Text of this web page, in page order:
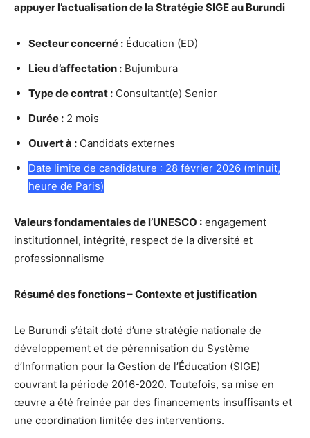
appuyer l’actualisation de la Stratégie SIGE au Burundi
Secteur concerné : Éducation (ED)
Lieu d’affectation : Bujumbura
Type de contrat : Consultant(e) Senior
Durée : 2 mois
Ouvert à : Candidats externes
Date limite de candidature : 28 février 2026 (minuit,
heure de Paris)
Valeurs fondamentales de l’UNESCO : engagement
institutionnel, intégrité, respect de la diversité et
professionnalisme
Résumé des fonctions – Contexte et justification
Le Burundi s’était doté d’une stratégie nationale de
développement et de pérennisation du Système
d’Information pour la Gestion de l’Éducation (SIGE)
couvrant la période 2016-2020. Toutefois, sa mise en
œuvre a été freinée par des financements insuffisants et
une coordination limitée des interventions.